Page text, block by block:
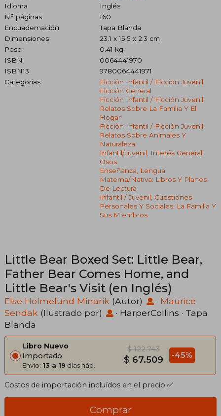
Idioma
Inglés
N° páginas
160
Encuadernación
Tapa Blanda
Dimensiones
23.1 x 15.5 x 2.3 cm
Peso
0.41 kg.
ISBN
0064441970
ISBN13
9780064441971
Categorías
Ficción Infantil / Ficción Juvenil:
Ficción General
Ficción Infantil / Ficción Juvenil:
Relatos Sobre La Familia Y El
Hogar
Ficción Infantil / Ficción Juvenil:
Relatos Sobre Animales Y
Naturaleza
Infantil/juvenil, Interés General:
Osos
Enseñanza, Lengua
Materna/nativa: Libros Y Planes
De Lectura
Infantil / Juvenil, Cuestiones
Personales Y Sociales: La Familia Y
Sus Miembros
Little Bear Boxed Set: Little Bear,
Father Bear Comes Home, and
Little Bear's Visit (en Inglés)
Else Holmelund Minarik (Autor) · Maurice
Sendak (Ilustrado por) · HarperCollins · Tapa
Blanda
Libro Nuevo
Importado
Envío: 13 a 19 días háb.
$ 122.743
$ 67.509 -45%
Costos de importación incluídos en el precio ✅
Comprar